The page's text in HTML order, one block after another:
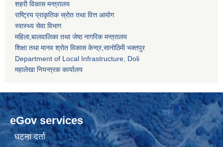
शहरी विकास मन्त्रालय
राष्ट्रिय प्राकृतिक स्रोत तथा वित्त आयोग
स्वास्थ्य सेवा विभाग
महिला,बालवालिका तथा जेष्ठ नागरिक मन्त्रालय
शिक्षा तथा मानव श्राेत विकास केन्द्र,सानाेठिमी भक्तपुर
Department of Local Infrastructure, Doli
महालेखा नियन्त्रक कार्यालय
eGov services
घटना दर्ता